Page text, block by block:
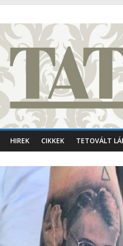
HIREK CIKKEK TETOVÁLT